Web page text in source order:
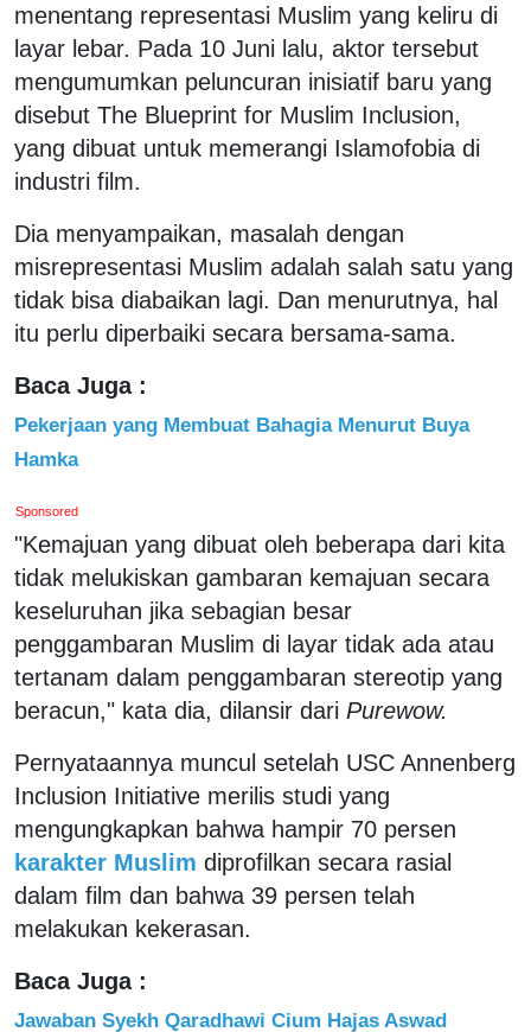
menentang representasi Muslim yang keliru di
layar lebar. Pada 10 Juni lalu, aktor tersebut
mengumumkan peluncuran inisiatif baru yang
disebut The Blueprint for Muslim Inclusion,
yang dibuat untuk memerangi Islamofobia di
industri film.
Dia menyampaikan, masalah dengan
misrepresentasi Muslim adalah salah satu yang
tidak bisa diabaikan lagi. Dan menurutnya, hal
itu perlu diperbaiki secara bersama-sama.
Baca Juga :
Pekerjaan yang Membuat Bahagia Menurut Buya
Hamka
Sponsored
"Kemajuan yang dibuat oleh beberapa dari kita
tidak melukiskan gambaran kemajuan secara
keseluruhan jika sebagian besar
penggambaran Muslim di layar tidak ada atau
tertanam dalam penggambaran stereotip yang
beracun," kata dia, dilansir dari Purewow.
Pernyataannya muncul setelah USC Annenberg
Inclusion Initiative merilis studi yang
mengungkapkan bahwa hampir 70 persen
karakter Muslim diprofilkan secara rasial
dalam film dan bahwa 39 persen telah
melakukan kekerasan.
Baca Juga :
Jawaban Syekh Qaradhawi Cium Hajas Aswad